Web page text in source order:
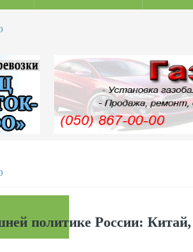
политике России: Китай,